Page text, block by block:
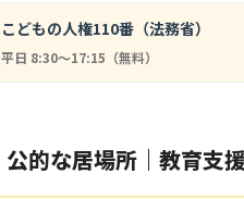
こどもの人権110番（法務省）
平日 8:30〜17:15（無料）
公的な居場所｜教育支